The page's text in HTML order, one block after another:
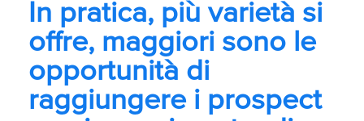
In pratica, più varietà si
offre, maggiori sono le
opportunità di
raggiungere i prospect